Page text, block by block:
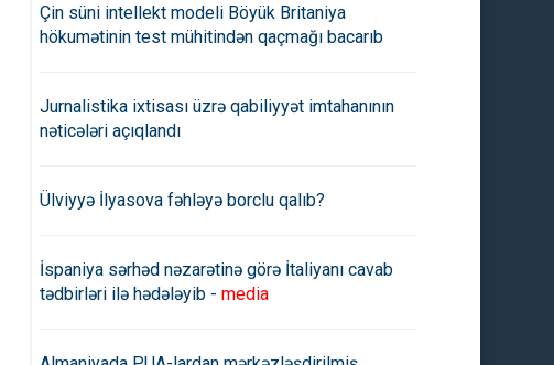
Çin süni intellekt modeli Böyük Britaniya
hökumətinin test mühitindən qaçmağı bacarıb
Jurnalistika ixtisası üzrə qabiliyyət imtahanının
nəticələri açıqlandı
Ülviyyə İlyasova fəhləyə borclu qalıb?
İspaniya sərhəd nəzarətinə görə İtaliyanı cavab
tədbirləri ilə hədələyib - media